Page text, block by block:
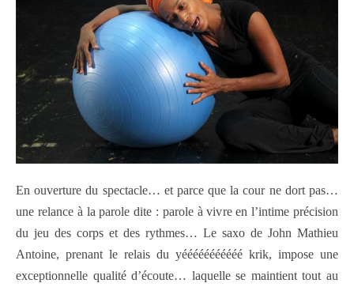
En ouverture du spectacle… et parce que la cour ne dort pas…
une relance à la parole dite : parole à vivre en l’intime précision
du jeu des corps et des rythmes… Le saxo de John Mathieu
Antoine, prenant le relais du yééééééééééé krik, impose une
exceptionnelle qualité d’écoute… laquelle se maintient tout au